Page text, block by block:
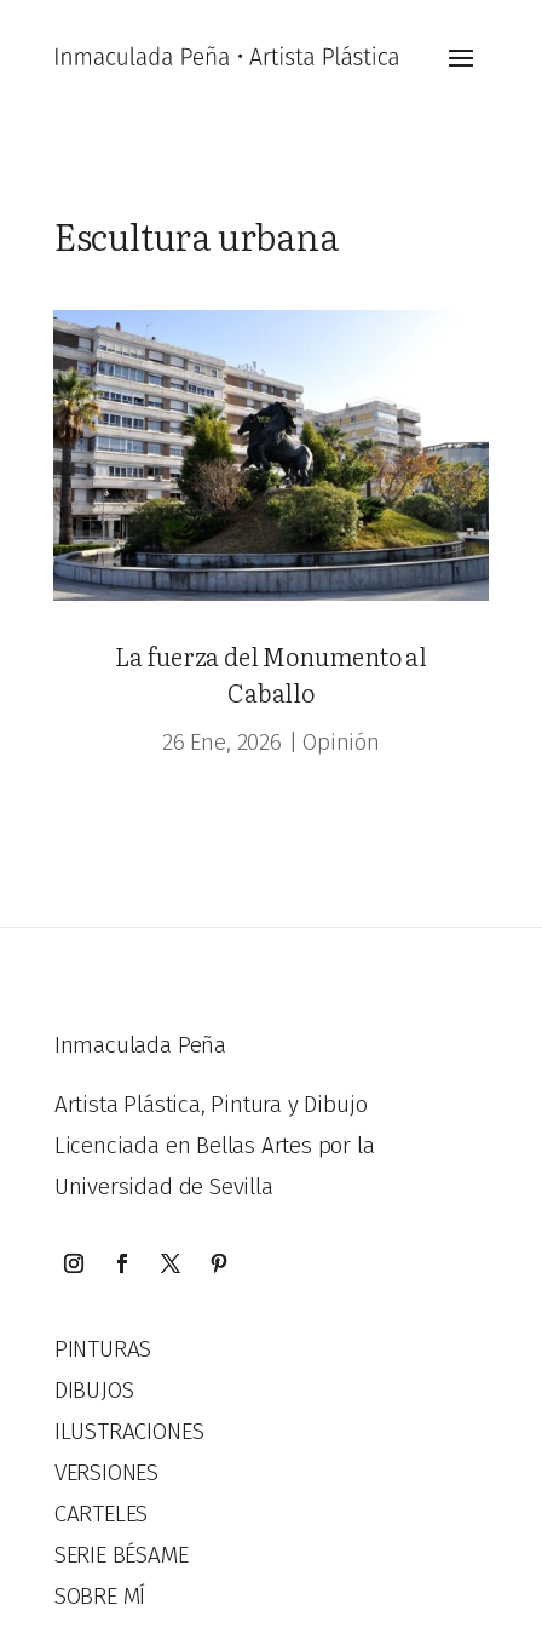
Escultura urbana
La fuerza del Monumento al
Caballo
26 Ene, 2026 Opinión
Inmaculada Peña
Artista Plástica, Pintura y Dibujo
Licenciada en Bellas Artes por la
Universidad de Sevilla
PINTURAS
DIBUJOS
ILUSTRACIONES
VERSIONES
CARTELES
SERIE BÉSAME
SOBRE MÍ